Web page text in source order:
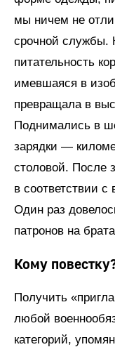
мы ничем не
срочной службы.
питательность
имевшаяся в
превращала в
Поднимались в
зарядки —
столовой. После
в соответствии
Один раз
патронов на
Кому
Получить
любой
категорий,